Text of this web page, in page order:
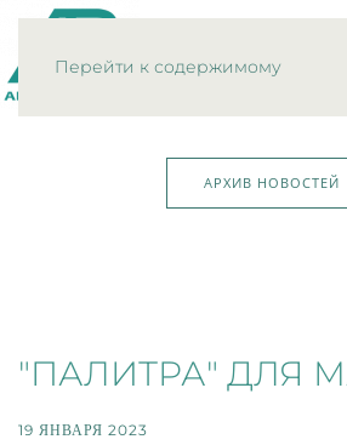
Перейти к содержимому
АРХИВ НОВОСТЕЙ
"ПАЛИТРА" ДЛЯ
19 ЯНВАРЯ 2023